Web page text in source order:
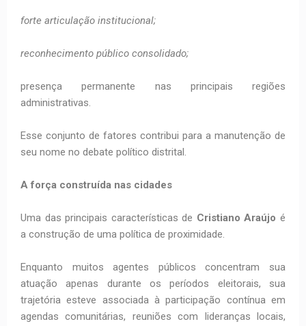
forte articulação institucional;
reconhecimento público consolidado;
presença permanente nas principais regiões
administrativas.
Esse conjunto de fatores contribui para a manutenção de
seu nome no debate político distrital.
A força construída nas cidades
Uma das principais características de Cristiano Araújo é
a construção de uma política de proximidade.
Enquanto muitos agentes públicos concentram sua
atuação apenas durante os períodos eleitorais, sua
trajetória esteve associada à participação contínua em
agendas comunitárias, reuniões com lideranças locais,